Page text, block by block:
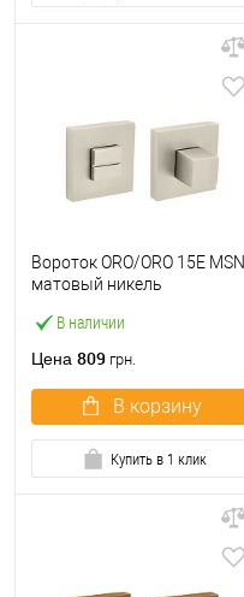
В наличии
Вороток ORO/ORO 15E MSN
матовый никель
Цена 809 грн.
В корзину
Купить в 1 клик